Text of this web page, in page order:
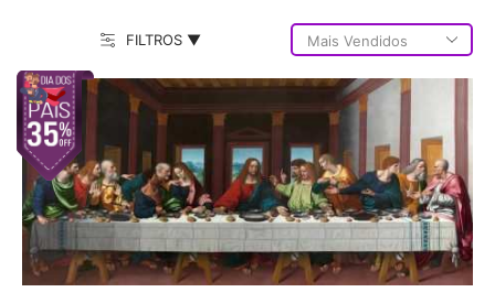
FILTROS ▼